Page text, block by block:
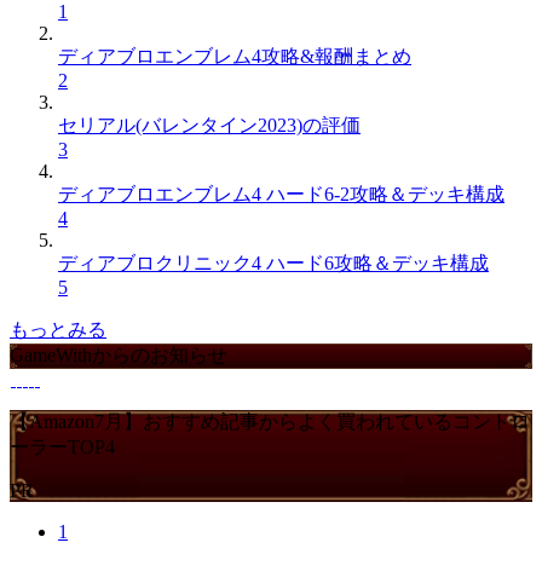
1
ディアブロエンブレム4攻略&報酬まとめ
2
セリアル(バレンタイン2023)の評価
3
ディアブロエンブレム4 ハード6-2攻略＆デッキ構成
4
ディアブロクリニック4 ハード6攻略＆デッキ構成
5
もっとみる
GameWithからのお知らせ
【Amazon7月】おすすめ記事からよく買われているコントロ
ーラーTOP4
PR
1